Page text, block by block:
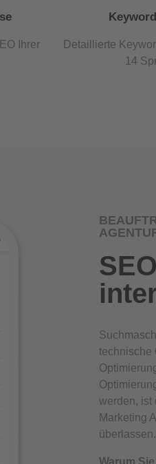
Ihrer
Detaillierte
14
technische
werden, ist
Marketing
überlassen.
Warum